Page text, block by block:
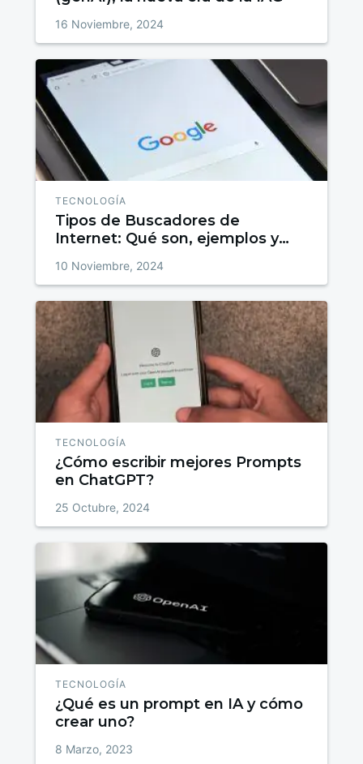
16 Noviembre, 2024
TECNOLOGÍA
Tipos de Buscadores de
Internet: Qué son, ejemplos y
web
10 Noviembre, 2024
TECNOLOGÍA
¿Cómo escribir mejores Prompts
en ChatGPT?
25 Octubre, 2024
TECNOLOGÍA
¿Qué es un prompt en IA y cómo
crear uno?
8 Marzo, 2023